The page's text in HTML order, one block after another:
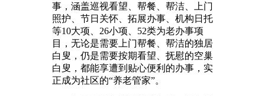
事，涵盖巡视看望、帮餐、帮洁、上门
照护、节日关怀、拓展办事、机构日托
等10大项、26小项、52类为老办事项
目，无论是需要上门帮餐、帮洁的独居
白叟，仍是需要按期看望、抚慰的空巢
白叟，都能享遭到贴心便利的办事，实
正成为社区的“养老管家”。